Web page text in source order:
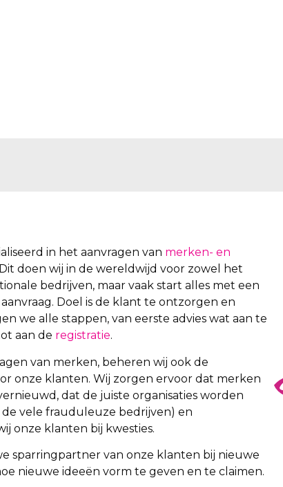
in het aanvragen van merken- en
doen wij in de wereldwijd voor zowel het
bedrijven, maar vaak start alles met een
Doel is de klant te ontzorgen en
we alle stappen, van eerste advies wat aan te
aan de registratie.
van merken, beheren wij ook de
onze klanten. Wij zorgen ervoor dat merken
dat de juiste organisaties worden
vele frauduleuze bedrijven) en
onze klanten bij kwesties.
sparringpartner van onze klanten bij nieuwe
nieuwe ideeën vorm te geven en te claimen.